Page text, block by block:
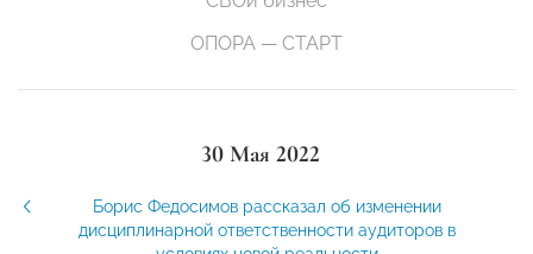
ОПОРА — СТАРТ
30 Мая 2022
Борис Федосимов рассказал об изменении
дисциплинарной ответственности аудиторов в